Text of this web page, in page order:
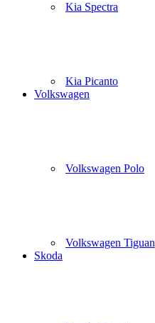
Kia Spectra
Kia Picanto
Volkswagen
Volkswagen Polo
Volkswagen Tiguan
Skoda